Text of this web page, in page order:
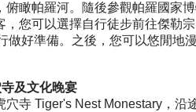
俯瞰帕羅河。隨後參觀帕羅國家
，您可以選擇自行徒步前往傑勒
做好準備。之後，您可以悠閒地
及文化晚宴
穴寺 Tiger's Nest Monestary，